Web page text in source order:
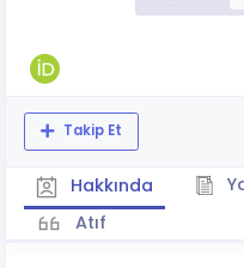
Takip Et
Hakkında
Atıf